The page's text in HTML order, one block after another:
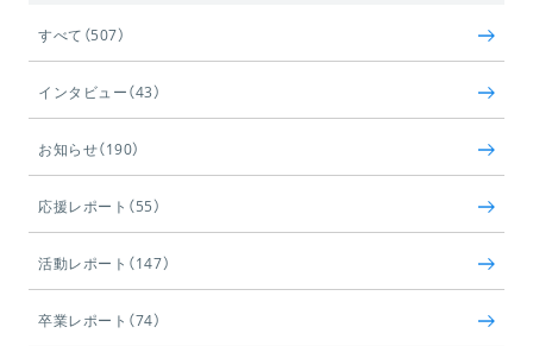
すべて（507）
インタビュー（43）
お知らせ（190）
応援レポート（55）
活動レポート（147）
卒業レポート（74）